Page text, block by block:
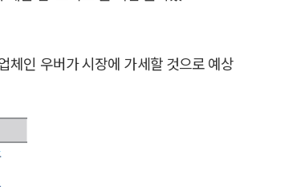
체인 우버가 시장에 가세할 것으로 예상